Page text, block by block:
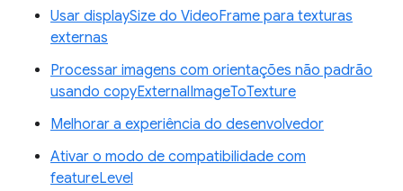
Usar displaySize do VideoFrame para texturas
externas
Processar imagens com orientações não padrão
usando copyExternalImageToTexture
Melhorar a experiência do desenvolvedor
Ativar o modo de compatibilidade com
featureLevel